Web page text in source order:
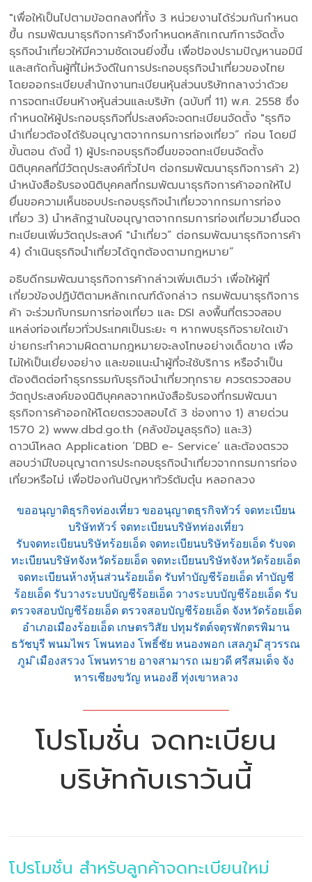
"เพื่อให้เป็นไปตามข้อตกลงที่ทั้ง 3 หน่วยงานได้ร่วมกันกำหนด
ขึ้น กรมพัฒนาธุรกิจการค้าจึงกำหนดหลักเกณฑ์การจัดตั้ง
ธุรกิจนำเที่ยวให้มีความชัดเจนยิ่งขึ้น เพื่อป้องปรามปัญหานอมินี
และสกัดกั้นผู้ที่ไม่หวังดีในการประกอบธุรกิจนำเที่ยวของไทย
โดยออกระเบียบสำนักงานทะเบียนหุ้นส่วนบริษัทกลางว่าด้วย
การจดทะเบียนห้างหุ้นส่วนและบริษัท (ฉบับที่ 11) พ.ศ. 2558 ซึ่ง
กำหนดให้ผู้ประกอบธุรกิจที่ประสงค์จะจดทะเบียนจัดตั้ง "ธุรกิจ
นำเที่ยวต้องได้รับอนุญาตจากกรมการท่องเที่ยว” ก่อน โดยมี
ขั้นตอน ดังนี้ 1) ผู้ประกอบธุรกิจยื่นขอจดทะเบียนจัดตั้ง
นิติบุคคลที่มีวัตถุประสงค์ทั่วไปๆ ต่อกรมพัฒนาธุรกิจการค้า 2)
นำหนังสือรับรองนิติบุคคลที่กรมพัฒนาธุรกิจการค้าออกให้ไป
ยื่นขอความเห็นชอบประกอบธุรกิจนำเที่ยวจากกรมการท่อง
เที่ยว 3) นำหลักฐานใบอนุญาตจากกรมการท่องเที่ยวมายื่นจด
ทะเบียนเพิ่มวัตถุประสงค์ "นำเที่ยว” ต่อกรมพัฒนาธุรกิจการค้า
4) ดำเนินธุรกิจนำเที่ยวได้ถูกต้องตามกฎหมาย”
อธิบดีกรมพัฒนาธุรกิจการค้ากล่าวเพิ่มเติมว่า เพื่อให้ผู้ที่
เกี่ยวข้องปฏิบัติตามหลักเกณฑ์ดังกล่าว กรมพัฒนาธุรกิจการ
ค้า จะร่วมกับกรมการท่องเที่ยว และ DSI ลงพื้นที่ตรวจสอบ
แหล่งท่องเที่ยวทั่วประเทศเป็นระยะ ๆ หากพบธุรกิจรายใดเข้า
ข่ายกระทำความผิดตามกฎหมายจะลงโทษอย่างเด็ดขาด เพื่อ
ไม่ให้เป็นเยี่ยงอย่าง และขอแนะนำผู้ที่จะใช้บริการ หรือจำเป็น
ต้องติดต่อทำธุรกรรมกับธุรกิจนำเที่ยวทุกราย ควรตรวจสอบ
วัตถุประสงค์ของนิติบุคคลจากหนังสือรับรองที่กรมพัฒนา
ธุรกิจการค้าออกให้โดยตรวจสอบได้ 3 ช่องทาง 1) สายด่วน
1570 2) www.dbd.go.th (คลังข้อมูลธุรกิจ) และ3)
ดาวน์โหลด Application ‘DBD e- Service’ และต้องตรวจ
สอบว่ามีใบอนุญาตการประกอบธุรกิจนำเที่ยวจากกรมการท่อง
เที่ยวหรือไม่ เพื่อป้องกันปัญหาทัวร์ต้มตุ๋น หลอกลวง
ขออนุญาติธุรกิจท่องเที่ยว ขออนุญาตธุรกิจทัวร์ จดทะเบียน
บริษัททัวร์ จดทะเบียนบริษัทท่องเที่ยว
รับจดทะเบียนบริษัทร้อยเอ็ด จดทะเบียนบริษัทร้อยเอ็ด รับจด
ทะเบียนบริษัทจังหวัดร้อยเอ็ด จดทะเบียนบริษัทจังหวัดร้อยเอ็ด
จดทะเบียนห้างหุ้นส่วนร้อยเอ็ด รับทำบัญชีร้อยเอ็ด ทำบัญชี
ร้อยเอ็ด รับวางระบบบัญชีร้อยเอ็ด วางระบบบัญชีร้อยเอ็ด รับ
ตรวจสอบบัญชีร้อยเอ็ด ตรวจสอบบัญชีร้อยเอ็ด จังหวัดร้อยเอ็ด
อำเภอเมืองร้อยเอ็ด เกษตรวิสัย ปทุมรัตต์จตุรพักตรพิมาน
ธวัชบุรี พนมไพร โพนทอง โพธิ์ชัย หนองพอก เสลภูม ิสุวรรณ
ภูม ิเมืองสรวง โพนทราย อาจสามารถ เมยวดี ศรีสมเด็จ จัง
หารเชียงขวัญ หนองฮี ทุ่งเขาหลวง
โปรโมชั่น จดทะเบียน
บริษัทกับเราวันนี้
โปรโมชั่น สำหรับลูกค้าจดทะเบียนใหม่